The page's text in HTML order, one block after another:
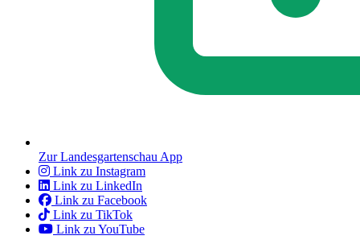
Zur Landesgartenschau App
Link zu Instagram
Link zu LinkedIn
Link zu Facebook
Link zu TikTok
Link zu YouTube